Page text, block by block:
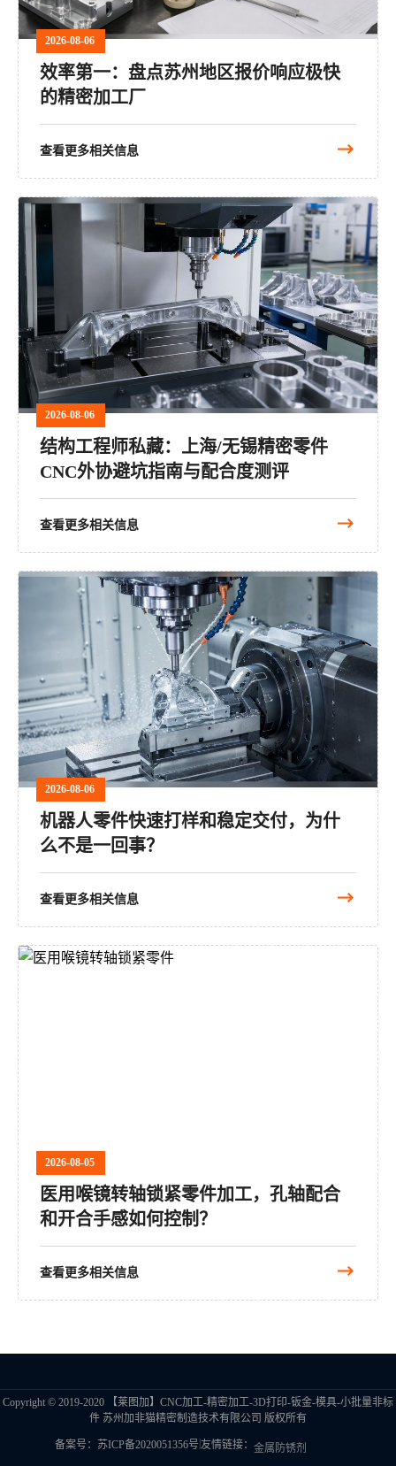
2026-08-06
效率第一：盘点苏州地区报价响应极快
的精密加工厂
查看更多相关信息
2026-08-06
结构工程师私藏：上海/无锡精密零件
CNC外协避坑指南与配合度测评
查看更多相关信息
2026-08-06
机器人零件快速打样和稳定交付，为什
么不是一回事？
查看更多相关信息
2026-08-05
医用喉镜转轴锁紧零件加工，孔轴配合
和开合手感如何控制？
查看更多相关信息
Copyright © 2019-2020 【莱图加】CNC加工-精密加工-3D打印-钣金-模具-小批量非标
件 苏州加非猫精密制造技术有限公司 版权所有
备案号：苏ICP备2020051356号 友情链接： 金属防锈剂